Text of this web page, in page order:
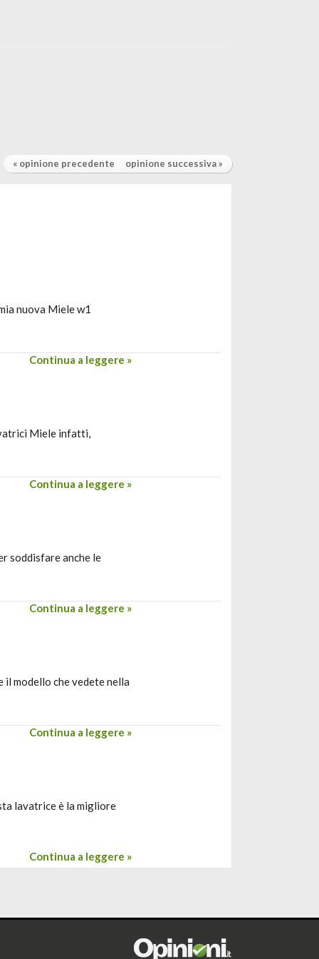
« opinione precedente opinione successiva »
nuova Miele w1
Continua a leggere »
Miele infatti,
Continua a leggere »
soddisfare anche le
Continua a leggere »
modello che vedete nella
Continua a leggere »
lavatrice è la migliore
Continua a leggere »